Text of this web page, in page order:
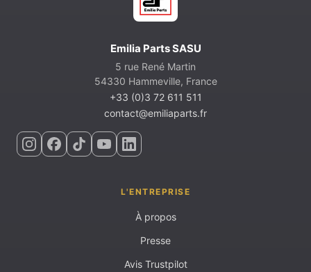
Emilia Parts SASU
5 rue René Martin
54330 Hammeville, France
+33 (0)3 72 611 511
contact@emiliaparts.fr
L'ENTREPRISE
À propos
Presse
Avis Trustpilot